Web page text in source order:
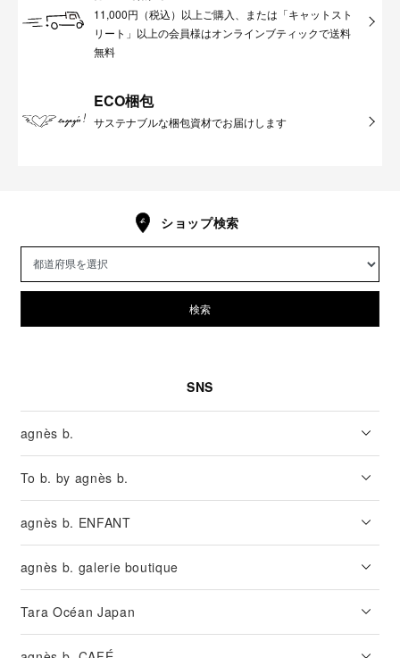
11,000円（税込）以上ご購入、または「キャットスト
リート」以上の会員様はオンラインブティックで送料
無料
ECO梱包
サステナブルな梱包資材でお届けします
ショップ検索
検索
SNS
agnès b.
To b. by agnès b.
agnès b. ENFANT
agnès b. galerie boutique
Tara Océan Japan